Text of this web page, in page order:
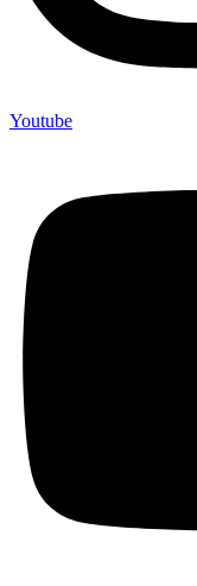
Youtube